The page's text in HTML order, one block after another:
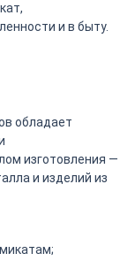
и в быту.
обладает
изготовления —
и изделий из